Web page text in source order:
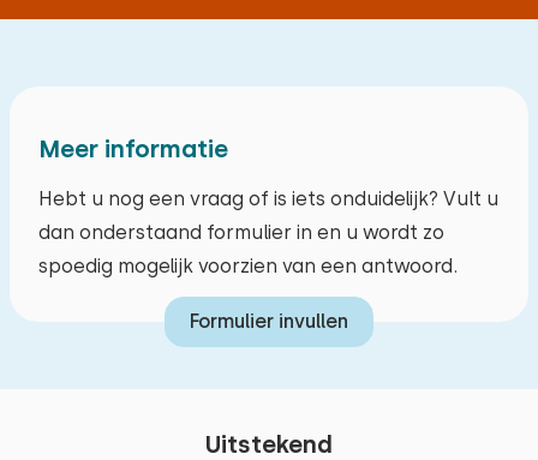
Meer informatie
Hebt u nog een vraag of is iets onduidelijk? Vult u
dan onderstaand formulier in en u wordt zo
spoedig mogelijk voorzien van een antwoord.
Formulier invullen
Uitstekend